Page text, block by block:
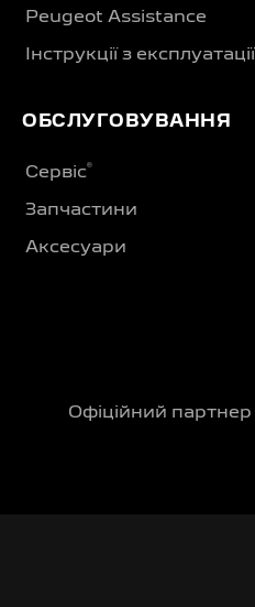
Peugeot Assistance
Інструкції з експлуатації
ОБСЛУГОВУВАННЯ
Сервіс®
Запчастини
Аксесуари
Офіційний партнер